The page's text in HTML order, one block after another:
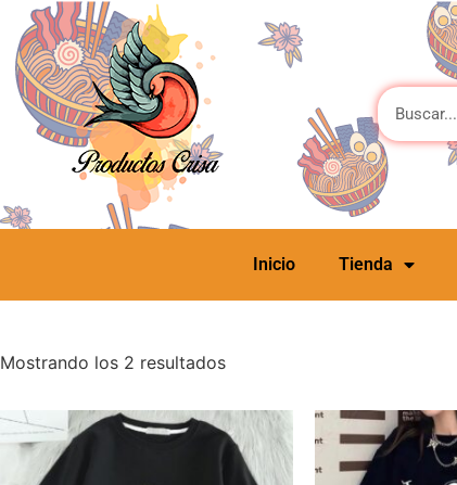
Inicio Tienda
Mostrando los 2 resultados